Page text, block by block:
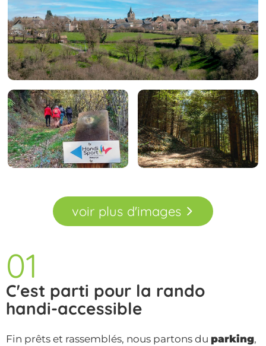
voir plus d'images
01
C'est parti pour la rando
handi-accessible
Fin prêts et rassemblés, nous partons du parking,